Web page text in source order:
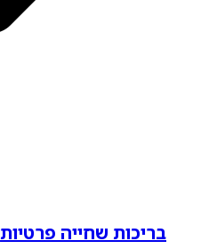
בריכות שחייה פרטיות